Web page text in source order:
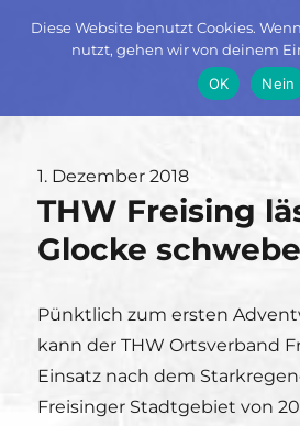
Veröffentlicht
am
1. Dezember 2018
THW Freising
Glocke
Pünktlich zum ersten
kann der THW Ortsverband
Einsatz nach dem
Freisinger Stadtgebiet von
Diese Website benutzt Cookies.
nutzt, gehen wir von deinem
OK
Nein